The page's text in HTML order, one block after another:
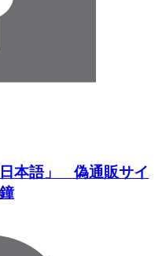
日本語」 偽通販サイ